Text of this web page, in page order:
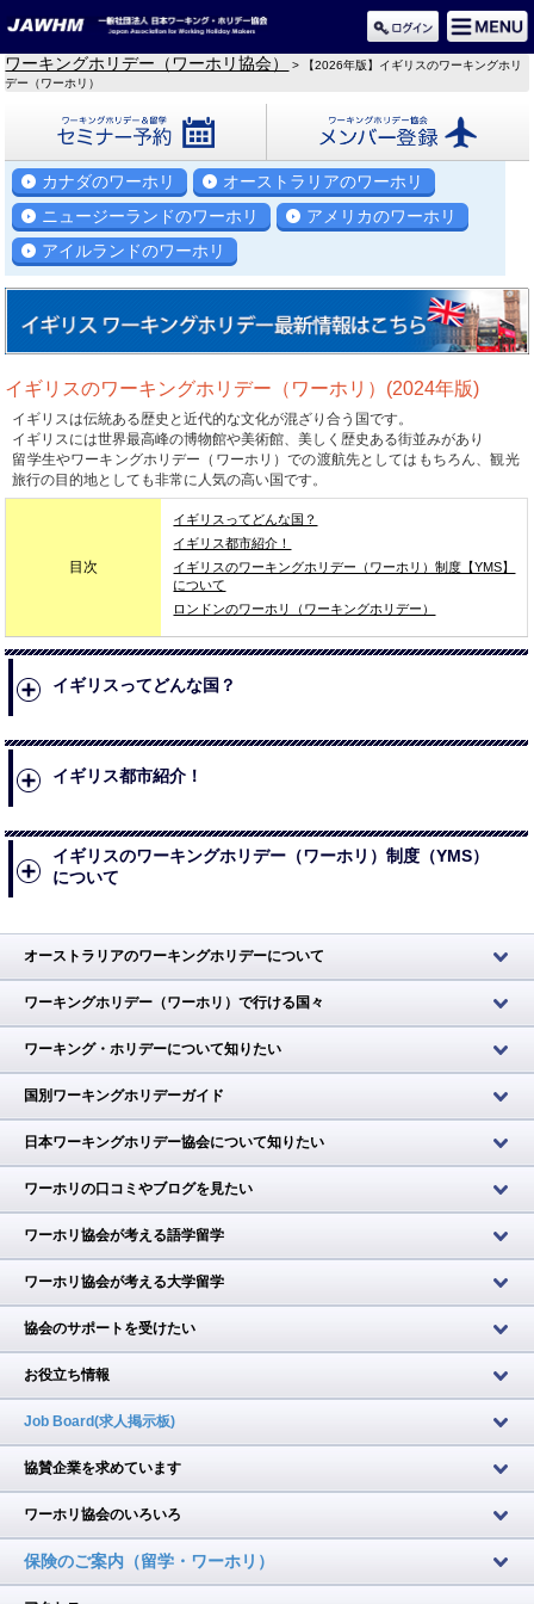
ワーキングホリデー（ワーホリ協会）
> 【2026年版】イギリスのワーキングホリ
デー（ワーホリ）
セミナー予約
メンバー登録
カナダのワーホリ
オーストラリアのワーホリ
ニュージーランドのワーホリ
アメリカのワーホリ
アイルランドのワーホリ
イギリスのワーキングホリデー（ワーホリ）(2024年版)
イギリスは伝統ある歴史と近代的な文化が混ざり合う国です。
イギリスには世界最高峰の博物館や美術館、美しく歴史ある街並みがあり
留学生やワーキングホリデー（ワーホリ）での渡航先としてはもちろん、観光
旅行の目的地としても非常に人気の高い国です。
目次
イギリスってどんな国？
イギリス都市紹介！
イギリスのワーキングホリデー（ワーホリ）制度【YMS】
について
ロンドンのワーホリ（ワーキングホリデー）
イギリスってどんな国？
イギリス都市紹介！
イギリスのワーキングホリデー（ワーホリ）制度（YMS）
について
オーストラリアのワーキングホリデーについて
ワーキングホリデー（ワーホリ）で行ける国々
ワーキング・ホリデーについて知りたい
国別ワーキングホリデーガイド
日本ワーキングホリデー協会について知りたい
ワーホリの口コミやブログを見たい
ワーホリ協会が考える語学留学
ワーホリ協会が考える大学留学
協会のサポートを受けたい
お役立ち情報
Job Board(求人掲示板)
協賛企業を求めています
ワーホリ協会のいろいろ
保険のご案内（留学・ワーホリ）